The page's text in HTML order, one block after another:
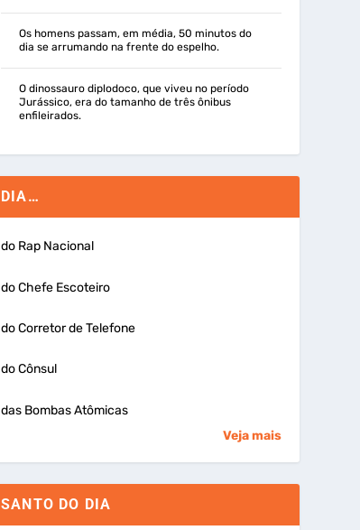
Os homens passam, em média, 50 minutos do
dia se arrumando na frente do espelho.
O dinossauro diplodoco, que viveu no período
Jurássico, era do tamanho de três ônibus
enfileirados.
DIA…
do Rap Nacional
do Chefe Escoteiro
do Corretor de Telefone
do Cônsul
das Bombas Atômicas
Veja mais
SANTO DO DIA